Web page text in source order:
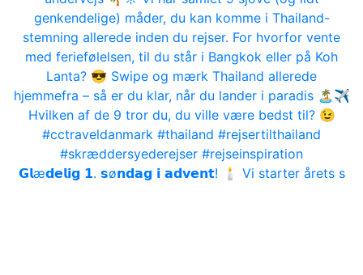
𝗚𝗹æ𝗱𝗲𝗹𝗶𝗴 𝟭. 𝘀ø𝗻𝗱𝗮𝗴 𝗶 𝗮𝗱𝘃𝗲𝗻𝘁! 🕯 Vi starter årets s